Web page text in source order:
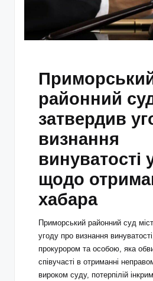
районний
затвердив
визнання
винуватості
щодо
хабара
Приморський районний суд
угоду про визнання
прокурором та особою, яка
співучасті в отриманні
вироком суду, потерпілій